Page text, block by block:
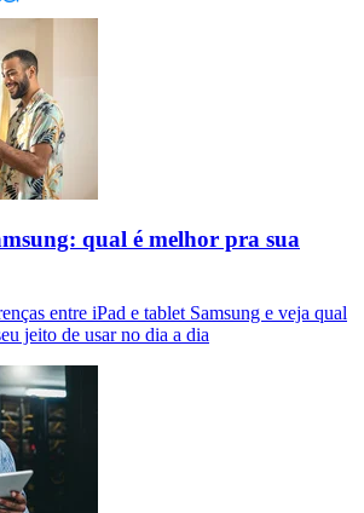
qual é melhor pra sua
entre iPad e tablet Samsung e veja qual
jeito de usar no dia a dia